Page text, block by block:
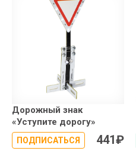
Дорожный знак
«Уступите дорогу»
ПОДПИСАТЬСЯ 441₽